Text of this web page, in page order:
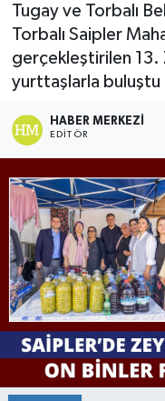
Tugay ve Torbalı
Torbalı Saipler
gerçekleştirilen 13.
yurttaşlarla buluştu
HABER MERKEZI
EDITÖR
Tüm Manşetler
Son Dakika
Haber Arşivi